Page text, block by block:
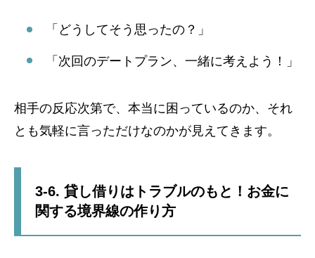
「どうしてそう思ったの？」
「次回のデートプラン、一緒に考えよう！」
相手の反応次第で、本当に困っているのか、それ
とも気軽に言っただけなのかが見えてきます。
3-6. 貸し借りはトラブルのもと！お金に
関する境界線の作り方